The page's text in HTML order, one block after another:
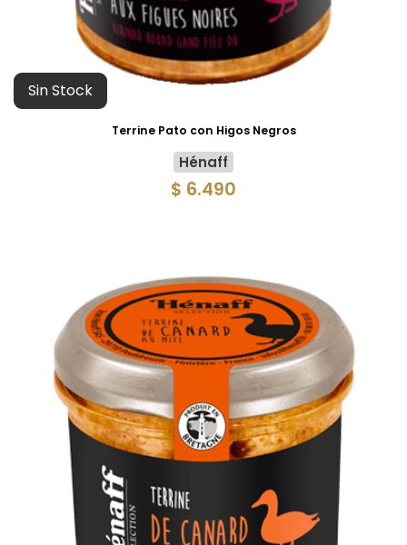
Sin Stock
Terrine Pato con Higos Negros
Hénaff
$ 6.490